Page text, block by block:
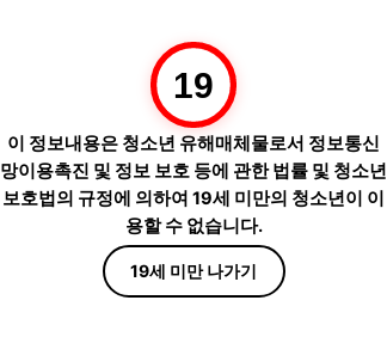
19
이 정보내용은 청소년 유해매체물로서 정보통신
망이용촉진 및 정보 보호 등에 관한 법률 및 청소년
보호법의 규정에 의하여 19세 미만의 청소년이 이
용할 수 없습니다.
19세 미만 나가기